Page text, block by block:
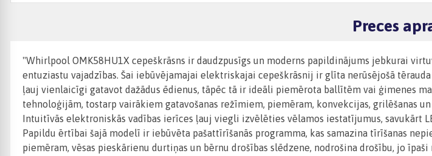
Preces
"Whirlpool OMK58HU1X cepeškrāsns ir daudzpusīgs un moderns papildinājums jebkurai
entuziastu vajadzības. Šai iebūvējamajai elektriskajai cepeškrāsnij ir glīta nerūsējošā
ļauj vienlaicīgi gatavot dažādus ēdienus, tāpēc tā ir ideāli piemērota ballītēm vai ģimenes
tehnoloģijām, tostarp vairākiem gatavošanas režīmiem, piemēram, konvekcijas, grilēšanas
Intuitīvās elektroniskās vadības ierīces ļauj viegli izvēlēties vēlamos iestatījumus, savukārt
Papildu ērtībai šajā modelī ir iebūvēta pašattīrīšanās programma, kas samazina tīrīšanas
piemēram, vēsas pieskārienu durtiņas un bērnu drošības slēdzene, nodrošina drošību, jo